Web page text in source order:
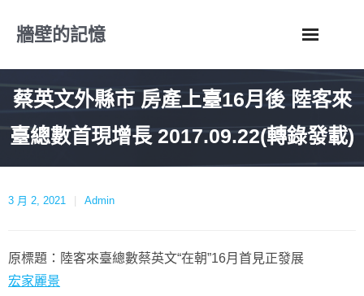
牆壁的記憶
蔡英文外縣市 房產上臺16月後 陸客來
臺總數首現增長 2017.09.22(轉錄發載)
3 月 2, 2021 Admin
原標題：陸客來臺總數蔡英文“在朝”16月首見正發展
宏家麗景